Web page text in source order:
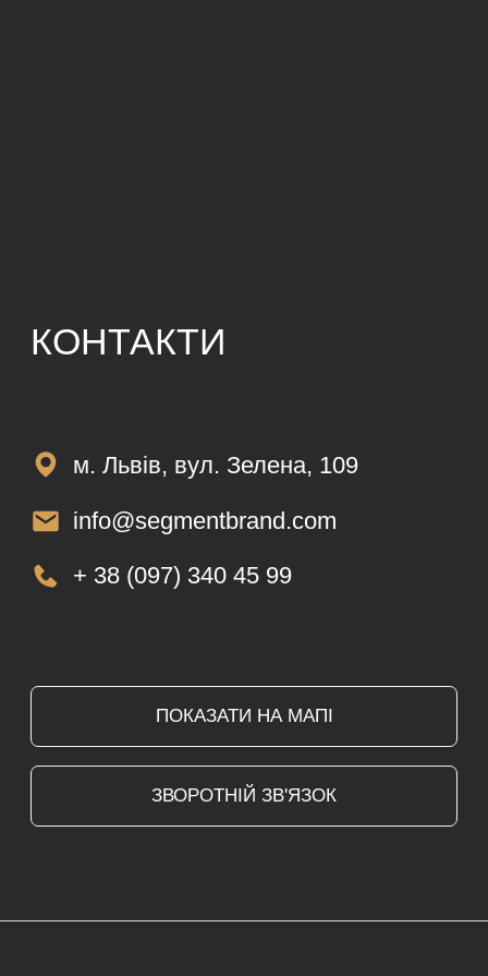
ЗАЯВКА НА САЙТІ
ДОСТАВКА
Залиште заявку на нашому сайті і наш
менеджер вам зателефонує